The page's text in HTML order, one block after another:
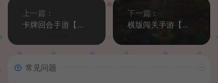
上一篇：
卡牌回合手游【一騎當千姬門奇将代金券内购版】最新整理Linux手工服务端+GM授权后台+安卓+详细搭建教程+视频教程
下一篇：
横版闯关手游【全明星之英雄觉醒阿拉德】最新整理单机一键即玩端+Linux手工服务端+JAVA管理后台+GM授权后台+安卓苹果双端+详细搭建教程
常见问题